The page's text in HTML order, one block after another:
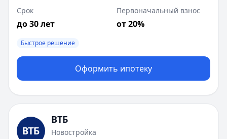
Срок
до 30 лет
Первоначальный взнос
от 20%
Быстрое решение
Оформить ипотеку
ВТБ
Новостройка